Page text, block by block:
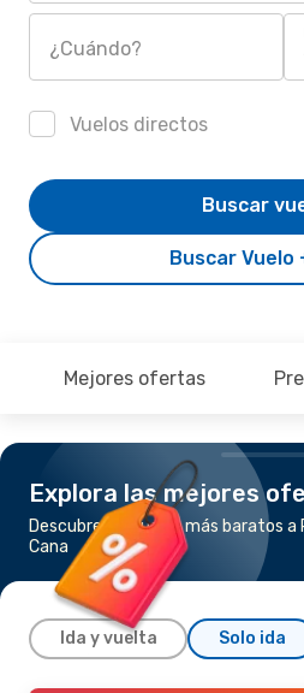
¿Cuándo?
Vuelos directos
Buscar Vuelo
Buscar
Mejores ofertas
Explora las mejores
Descubre los vuelos más baratos a
Cana
Ida y vuelta Solo ida